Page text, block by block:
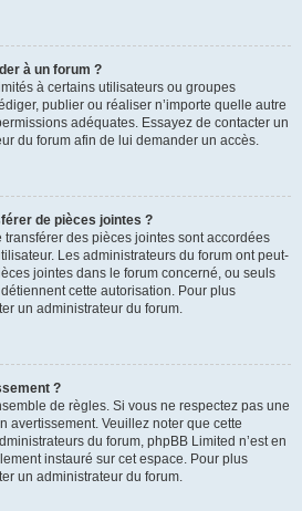
à un forum ?
à certains utilisateurs ou groupes
publier ou réaliser n’importe quelle autre
adéquates. Essayez de contacter un
du forum afin de lui demander un accès.
de pièces jointes ?
transférer des pièces jointes sont accordées
Les administrateurs du forum ont peut-
jointes dans le forum concerné, ou seuls
cette autorisation. Pour plus
un administrateur du forum.
?
de règles. Si vous ne respectez pas une
avertissement. Veuillez noter que cette
du forum, phpBB Limited n’est en
instauré sur cet espace. Pour plus
un administrateur du forum.